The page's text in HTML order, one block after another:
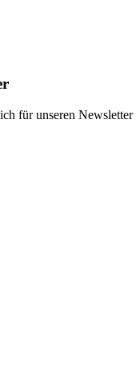
für unseren Newsletter